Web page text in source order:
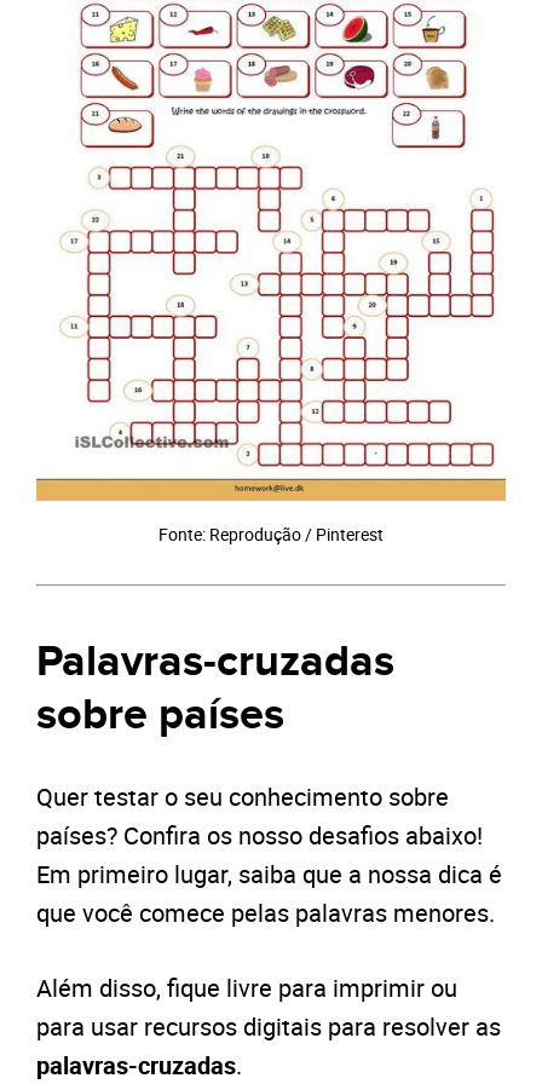
Fonte: Reprodução / Pinterest
Palavras-cruzadas
sobre países
Quer testar o seu conhecimento sobre
países? Confira os nosso desafios abaixo!
Em primeiro lugar, saiba que a nossa dica é
que você comece pelas palavras menores.
Além disso, fique livre para imprimir ou
para usar recursos digitais para resolver as
palavras-cruzadas.